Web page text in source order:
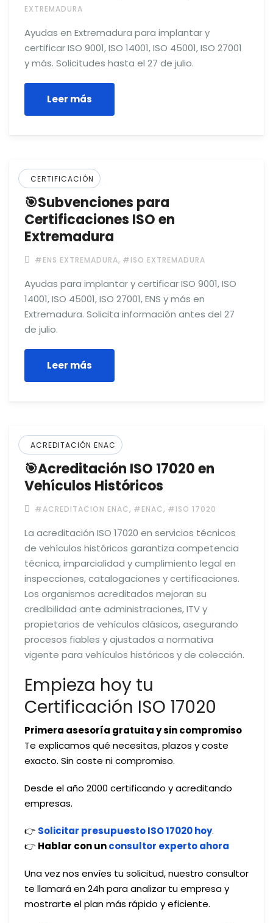
EXTREMADURA
Ayudas en Extremadura para implantar y
certificar ISO 9001, ISO 14001, ISO 45001, ISO 27001
y más. Solicitudes hasta el 27 de julio.
Leer más
CERTIFICACIÓN
🎯Subvenciones para
Certificaciones ISO en
Extremadura
#ENS EXTREMADURA, #ISO EXTREMADURA
Ayudas para implantar y certificar ISO 9001, ISO
14001, ISO 45001, ISO 27001, ENS y más en
Extremadura. Solicita información antes del 27
de julio.
Leer más
ACREDITACIÓN ENAC
🎯Acreditación ISO 17020 en
Vehículos Históricos
#ACREDITACION ENAC, #ENAC, #ISO 17020
La acreditación ISO 17020 en servicios técnicos
de vehículos históricos garantiza competencia
técnica, imparcialidad y cumplimiento legal en
inspecciones, catalogaciones y certificaciones.
Los organismos acreditados mejoran su
credibilidad ante administraciones, ITV y
propietarios de vehículos clásicos, asegurando
procesos fiables y ajustados a normativa
vigente para vehículos históricos y de colección.
Empieza hoy tu
Certificación ISO 17020
Primera asesoría gratuita y sin compromiso
Te explicamos qué necesitas, plazos y coste
exacto. Sin coste ni compromiso.
Desde el año 2000 certificando y acreditando
empresas.
👉 Solicitar presupuesto ISO 17020 hoy.
👉 Hablar con unconsultor experto ahora
Una vez nos envíes tu solicitud, nuestro consultor
te llamará en 24h para analizar tu empresa y
mostrarte el plan más rápido y eficiente.